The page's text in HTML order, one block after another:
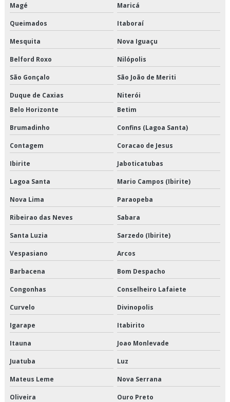
Empresa de crossdocking
Empresa de distribuição de alimentos congelados
Empresa de distribuição de alimentos refrigerados
Empresa de distribuição de mercadorias
Empresa de distribuição e logística
Empresa de entrega de congelados
Empresa de entrega de perecíveis
Empresa de entrega de refrigerados
Empresa de entregas fracionadas
Empresa de logística de alimentos congelados
Empresa de logística e transporte
Empresa de logística e transporte de cargas
Empresa de transporte de alimentos a granel
Empresa de transporte de alimentos congelados
Empresa de transporte de alimentos perecíveis
Empresa de transporte de carga refrigerada
Magé Maricá
Queimados Itaboraí
Mesquita Nova Iguaçu
Belford Roxo Nilópolis
São Gonçalo São João de Meriti
Duque de Caxias
Niterói
Belo Horizonte
Betim
Brumadinho Confins (Lagoa Santa)
Contagem Coracao de Jesus
Ibirite Jaboticatubas
Lagoa Santa Mario Campos (Ibirite)
Nova Lima Paraopeba
Ribeirao das Neves Sabara
Santa Luzia Sarzedo (Ibirite)
Vespasiano Arcos
Barbacena Bom Despacho
Congonhas Conselheiro Lafaiete
Curvelo Divinopolis
Igarape Itabirito
Itauna Joao Monlevade
Juatuba Luz
Mateus Leme Nova Serrana
Oliveira Ouro Preto